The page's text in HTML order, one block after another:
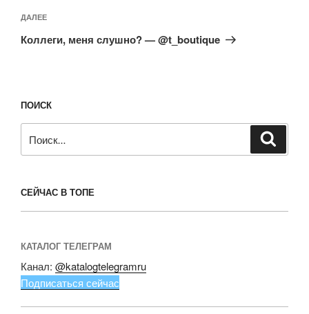
Следующая
запись
ДАЛЕЕ
Коллеги, меня слушно? — @t_boutique
ПОИСК
СЕЙЧАС В ТОПЕ
КАТАЛОГ ТЕЛЕГРАМ
Канал: @katalogtelegramru
Подписаться сейчас